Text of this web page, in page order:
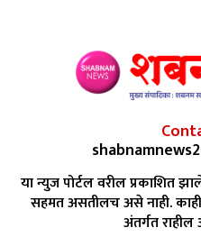
या न्युज पोर्टल वरील प्रकाशित
सहमत असतीलच असे नाही.
अंतर्गत